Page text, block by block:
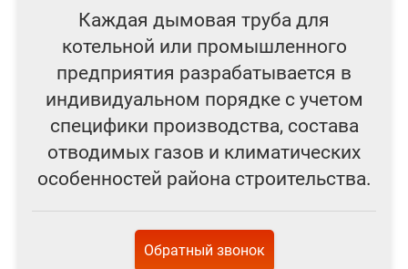
Каждая дымовая труба для
котельной или промышленного
предприятия разрабатывается в
индивидуальном порядке с учетом
специфики производства, состава
отводимых газов и климатических
особенностей района строительства.
Обратный звонок